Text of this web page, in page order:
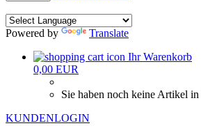
Powered by
Translate
Ihr Warenkorb
0,00 EUR
Sie haben noch keine Artikel
KUNDENLOGIN